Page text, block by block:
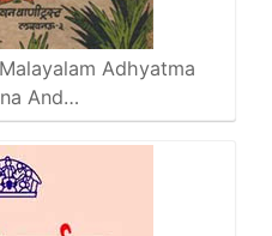
Adhyatma
And…